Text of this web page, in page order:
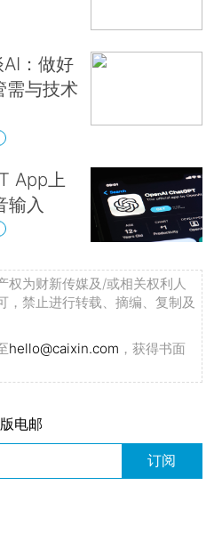
：做好
需与技术
App上
输入
权为财新传媒及/或相关权利人
，禁止进行转载、摘编、复制及
hello@caixin.com ，获得书面
电邮
订阅